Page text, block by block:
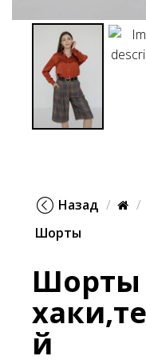
Назад
Шорты
Шорты
й